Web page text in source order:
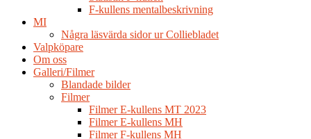
F-kullens mentalbeskrivning
MI
Några läsvärda sidor ur Colliebladet
Valpköpare
Om oss
Galleri/Filmer
Blandade bilder
Filmer
Filmer E-kullens MT 2023
Filmer E-kullens MH
Filmer F-kullens MH